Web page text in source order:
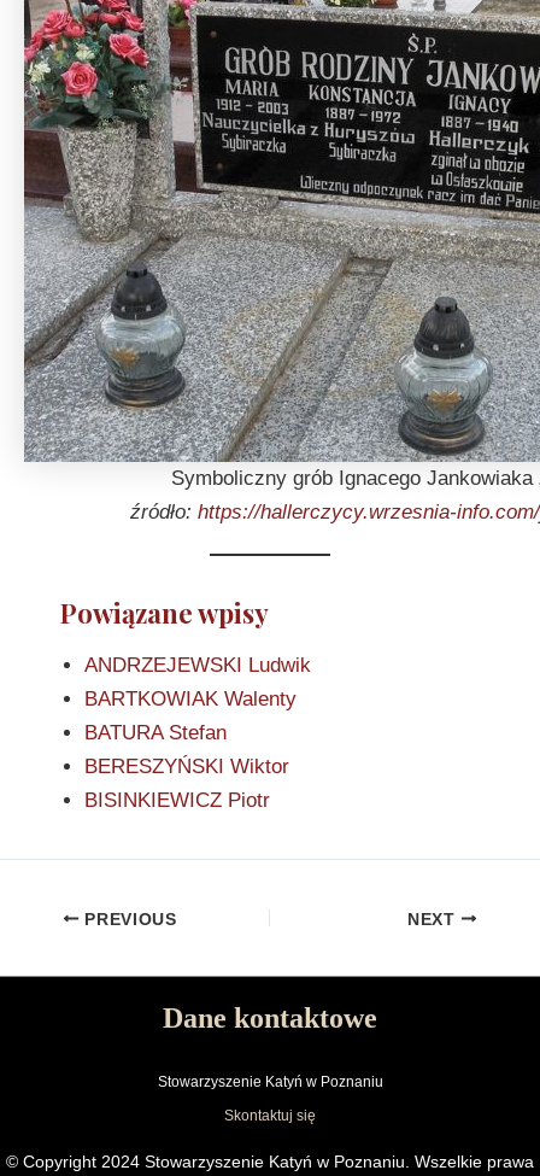
Symboliczny grób Ignacego Jankowiaka
źródło: https://hallerczycy.wrzesnia-
Powiązane wpisy
ANDRZEJEWSKI Ludwik
BARTKOWIAK Walenty
BATURA Stefan
BERESZYŃSKI Wiktor
BISINKIEWICZ Piotr
PREVIOUS NEXT
Dane kontaktowe
Stowarzyszenie Katyń w Poznaniu
Skontaktuj się
© Copyright 2024 Stowarzyszenie Katyń w Poznaniu. Wszelkie prawa